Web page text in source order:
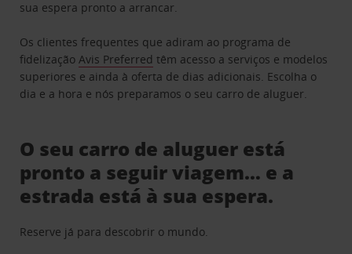
sua espera pronto a arrancar.
Os clientes frequentes que adiram ao programa de
fidelizaçãoAvis Preferred têm acesso a serviços e modelos
superiores e ainda à oferta de dias adicionais. Escolha o
dia e a hora e nós preparamos o seu carro de aluguer.
O seu carro de aluguer está
pronto a seguir viagem… e a
estrada está à sua espera.
Reserve já para descobrir o mundo.